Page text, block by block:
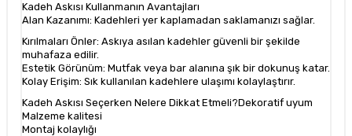
Kadeh Askısı Kullanmanın Avantajları
Alan Kazanımı: Kadehleri yer kaplamadan saklamanızı sağlar.
Kırılmaları Önler: Askıya asılan kadehler güvenli bir şekilde
muhafaza edilir.
Estetik Görünüm: Mutfak veya bar alanına şık bir dokunuş katar.
Kolay Erişim: Sık kullanılan kadehlere ulaşımı kolaylaştırır.
Kadeh Askısı Seçerken Nelere Dikkat Etmeli?
Malzeme kalitesi
Montaj kolaylığı
Dekoratif uyum